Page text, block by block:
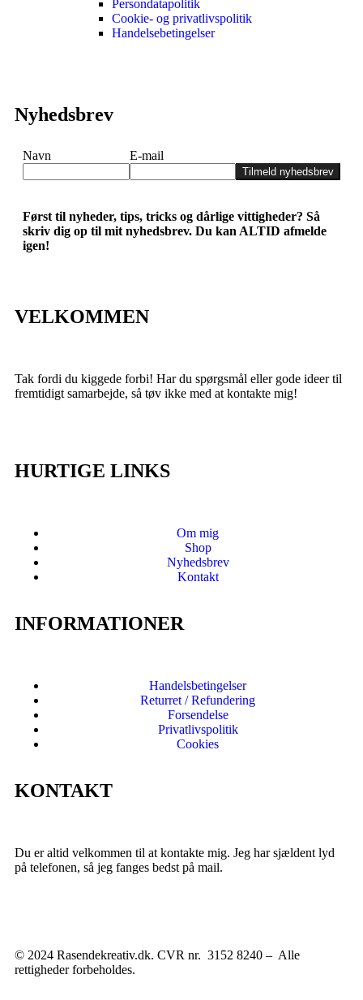
Persondatapolitik
Cookie- og privatlivspolitik
Handelsebetingelser
Nyhedsbrev
Navn E-mail
Tilmeld nyhedsbrev
Først til nyheder, tips, tricks og dårlige vittigheder? Så
skriv dig op til mit nyhedsbrev. Du kan ALTID afmelde
igen!
VELKOMMEN
Tak fordi du kiggede forbi! Har du spørgsmål eller gode ideer til
fremtidigt samarbejde, så tøv ikke med at kontakte mig!
HURTIGE LINKS
Om mig
Shop
Nyhedsbrev
Kontakt
INFORMATIONER
Handelsbetingelser
Returret / Refundering
Forsendelse
Privatlivspolitik
Cookies
KONTAKT
Du er altid velkommen til at kontakte mig. Jeg har sjældent lyd
på telefonen, så jeg fanges bedst på mail.
© 2024 Rasendekreativ.dk. CVR nr. 3152 8240 – Alle
rettigheder forbeholdes.